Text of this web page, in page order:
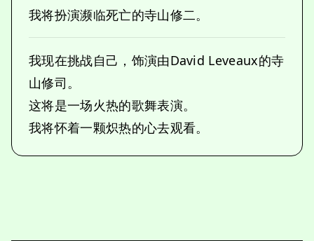
我将扮演濒临死亡的寺山修二。
我现在挑战自己，饰演由David Leveaux的寺
山修司。
这将是一场火热的歌舞表演。
我将怀着一颗炽热的心去观看。